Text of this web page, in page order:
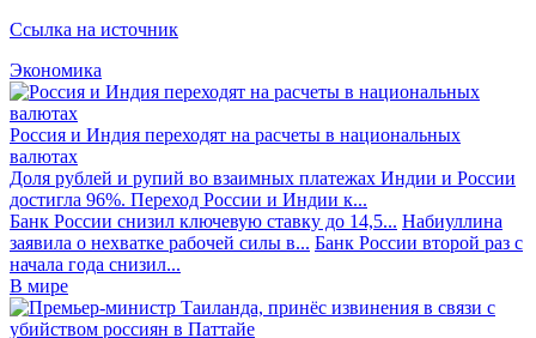
Ссылка на источник
Экономика
Россия и Индия переходят на расчеты в национальных
валютах
Доля рублей и рупий во взаимных платежах Индии и России
достигла 96%. Переход России и Индии к...
Банк России снизил ключевую ставку до 14,5... Набиуллина
заявила о нехватке рабочей силы в... Банк России второй раз с
начала года снизил...
В мире